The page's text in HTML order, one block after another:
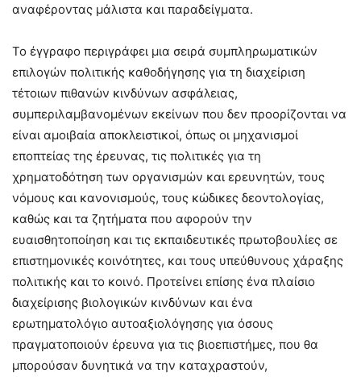
αναφέροντας μάλιστα και παραδείγματα.
Το έγγραφο περιγράφει μια σειρά συμπληρωματικών
επιλογών πολιτικής καθοδήγησης για τη διαχείριση
τέτοιων πιθανών κινδύνων ασφάλειας,
συμπεριλαμβανομένων εκείνων που δεν προορίζονται να
είναι αμοιβαία αποκλειστικοί, όπως οι μηχανισμοί
εποπτείας της έρευνας, τις πολιτικές για τη
χρηματοδότηση των οργανισμών και ερευνητών, τους
νόμους και κανονισμούς, τους κώδικες δεοντολογίας,
καθώς και τα ζητήματα που αφορούν την
ευαισθητοποίηση και τις εκπαιδευτικές πρωτοβουλίες σε
επιστημονικές κοινότητες, και τους υπεύθυνους χάραξης
πολιτικής και το κοινό. Προτείνει επίσης ένα πλαίσιο
διαχείρισης βιολογικών κινδύνων και ένα
ερωτηματολόγιο αυτοαξιολόγησης για όσους
πραγματοποιούν έρευνα για τις βιοεπιστήμες, που θα
μπορούσαν δυνητικά να την καταχραστούν,